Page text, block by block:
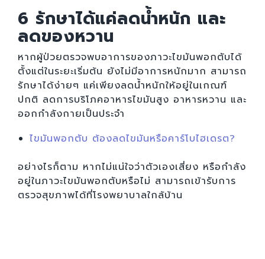
6 รักษาได้แค่ลดน้ำหนัก และ
ลดของหวาน
หากผู้ป่วยตรวจพบอาการของภาวะไขมันพอกตับได้
ตั้งแต่ในระยะเริ่มต้น ยังไม่มีอาการหนักมาก สามารถ
รักษาได้ง่ายๆ แค่เพียงลดน้ำหนักให้อยู่ในเกณฑ์
ปกติ ลดการบริโภคอาหารไขมันสูง อาหารหวาน และ
ออกกำลังกายเป็นประจำ
ไขมันพอกตับ ต้องลดไขมันหรือคาร์โบไฮเดรต?
อย่างไรก็ตาม หากไม่แน่ใจว่าตัวเองเสี่ยง หรือกำลัง
อยู่ในภาวะไขมันพอกตับหรือไม่ สามารถเข้ารับการ
ตรวจสุขภาพได้ที่โรงพยาบาลใกล้บ้าน